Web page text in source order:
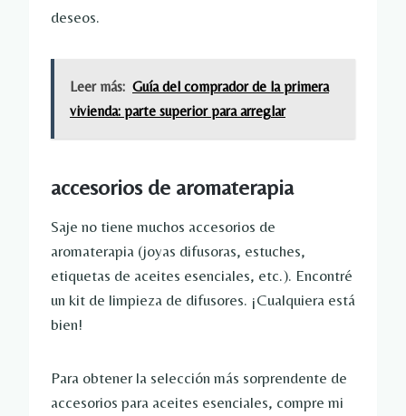
deseos.
Leer más: Guía del comprador de la primera
vivienda: parte superior para arreglar
accesorios de aromaterapia
Saje no tiene muchos accesorios de
aromaterapia (joyas difusoras, estuches,
etiquetas de aceites esenciales, etc.). Encontré
un kit de limpieza de difusores. ¡Cualquiera está
bien!
Para obtener la selección más sorprendente de
accesorios para aceites esenciales, compre mi